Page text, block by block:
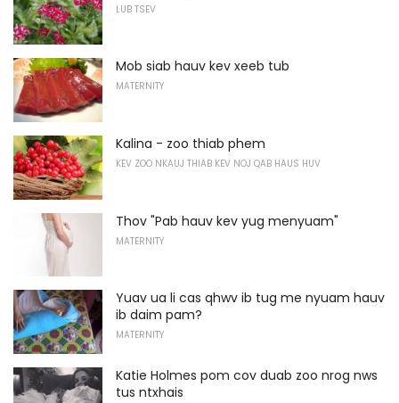
LUB TSEV
Mob siab hauv kev xeeb tub
MATERNITY
Kalina - zoo thiab phem
KEV ZOO NKAUJ THIAB KEV NOJ QAB HAUS HUV
Thov "Pab hauv kev yug menyuam"
MATERNITY
Yuav ua li cas qhwv ib tug me nyuam hauv
ib daim pam?
MATERNITY
Katie Holmes pom cov duab zoo nrog nws
tus ntxhais